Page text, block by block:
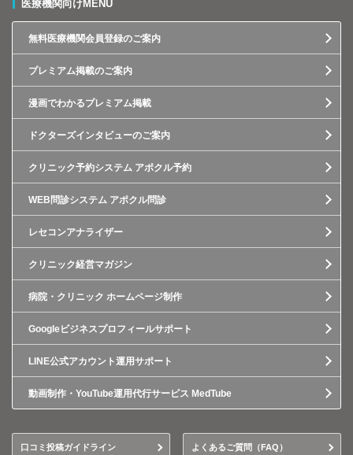
医療機関向けMENU
無料医療機関会員登録のご案内
プレミアム掲載のご案内
漫画でわかるプレミアム掲載
ドクターズインタビューのご案内
クリニック予約システム アポクル予約
WEB問診システム アポクル問診
レセコンアナライザー
クリニック経営マガジン
病院・クリニック ホームページ制作
Googleビジネスプロフィールサポート
LINE公式アカウント運用サポート
動画制作・YouTube運用代行サービス MedTube
口コミ投稿ガイドライン よくあるご質問（FAQ）